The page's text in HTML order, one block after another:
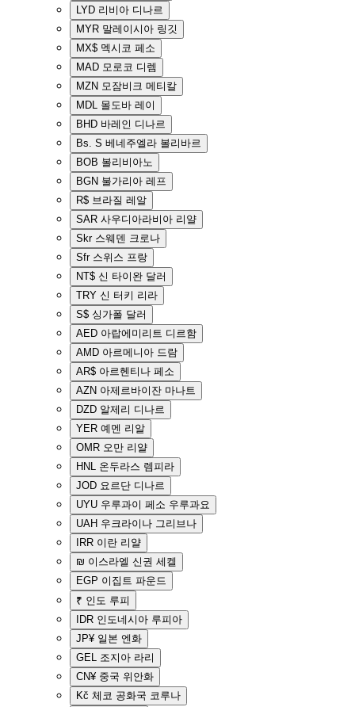
LYD 리비아 디나르
MYR 말레이시아 링깃
MX$ 멕시코 페소
MAD 모로코 디렘
MZN 모잠비크 메티칼
MDL 몰도바 레이
BHD 바레인 디나르
Bs. S 베네주엘라 볼리바르
BOB 볼리비아노
BGN 불가리아 레프
R$ 브라질 레알
SAR 사우디아라비아 리얄
Skr 스웨덴 크로나
Sfr 스위스 프랑
NT$ 신 타이완 달러
TRY 신 터키 리라
S$ 싱가폴 달러
AED 아랍에미리트 디르함
AMD 아르메니아 드람
AR$ 아르헨티나 페소
AZN 아제르바이잔 마나트
DZD 알제리 디나르
YER 예멘 리알
OMR 오만 리얄
HNL 온두라스 렘피라
JOD 요르단 디나르
UYU 우루과이 페소 우루과요
UAH 우크라이나 그리브나
IRR 이란 리얄
₪ 이스라엘 신권 세켈
EGP 이집트 파운드
₹ 인도 루피
IDR 인도네시아 루피아
JP¥ 일본 엔화
GEL 조지아 라리
CN¥ 중국 위안화
Kč 체코 공화국 코루나